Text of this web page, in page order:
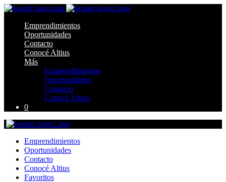
Emprendimientos
Oportunidades
Contacto
Conocé Altius
Más
Emprendimientos
Oportunidades
Contacto
Conocé Altius
0
Emprendimientos
Oportunidades
Contacto
Conocé Altius
Favoritos